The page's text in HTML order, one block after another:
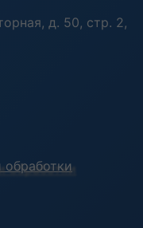
д. 50, стр. 2,